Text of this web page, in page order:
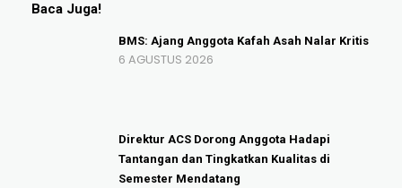
Baca Juga!
BMS: Ajang Anggota Kafah Asah Nalar Kritis
6 AGUSTUS 2026
Direktur ACS Dorong Anggota Hadapi
Tantangan dan Tingkatkan Kualitas di
Semester Mendatang